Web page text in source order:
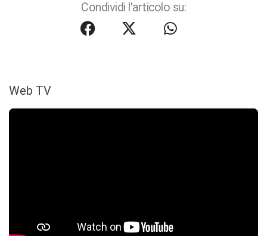
Condividi l'articolo su:
Web TV